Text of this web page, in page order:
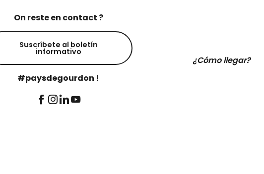
On reste en contact ?
Suscríbete al boletín
informativo
#paysdegourdon !
¿Cómo llegar?